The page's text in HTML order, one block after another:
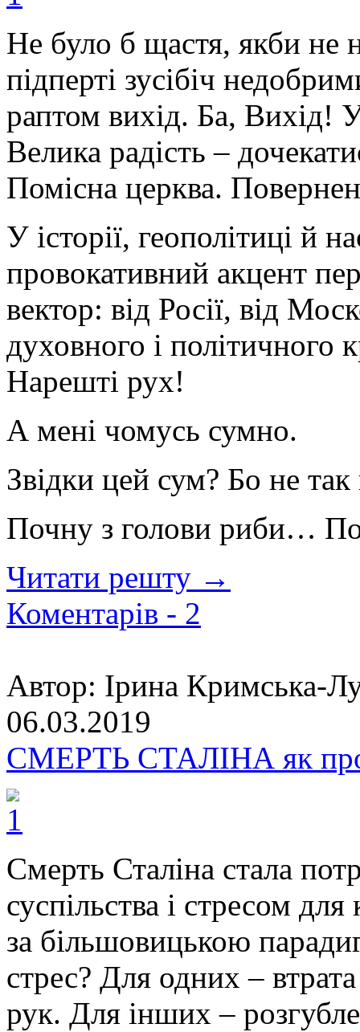
Не було б щастя, якби не
підперті зусібіч
раптом вихід. Ба, Вихід!
Велика радість –
Помісна церква.
У історії, геополітиці й
провокативний акцент
вектор: від Росії, від
духовного і політичного
Нарешті рух!
А мені чомусь сумно.
Звідки цей сум? Бо не
Почну з голови риби…
Читати решту →
Коментарів - 2
Автор: Ірина Кримська-
06.03.2019
СМЕРТЬ СТАЛІНА як
Смерть Сталіна стала
суспільства і стресом
за більшовицькою
стрес? Для одних –
рук. Для інших –